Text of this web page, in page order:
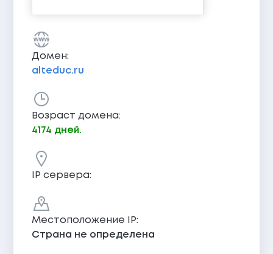
Домен:
alteduc.ru
Возраст домена:
4174 дней.
IP сервера:
Местоположение IP:
Страна не определена